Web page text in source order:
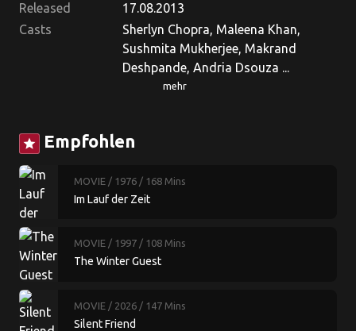
Released
17.08.2013
Casts
Sherlyn Chopra, Maleena Khan,
Sushmita Mukherjee, Makrand
Deshpande, Andria Dsouza ...
mehr
star Empfohlen
MOVIE / 1976 / 168 Mins
Im Lauf der Zeit
MOVIE / 1997 / 108 Mins
The Winter Guest
MOVIE / 2026 / 147 Mins
Silent Friend